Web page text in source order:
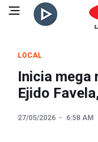
LOCAL
Inicia mega
Ejido
27/05/2026 6:58 AM